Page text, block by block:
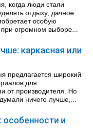
когда люди стали
отдыху, дачное
особую
огромном выборе...
каркасная или
предлагается широкий
для
от производителя. Но
ничего лучше,...
особенности и